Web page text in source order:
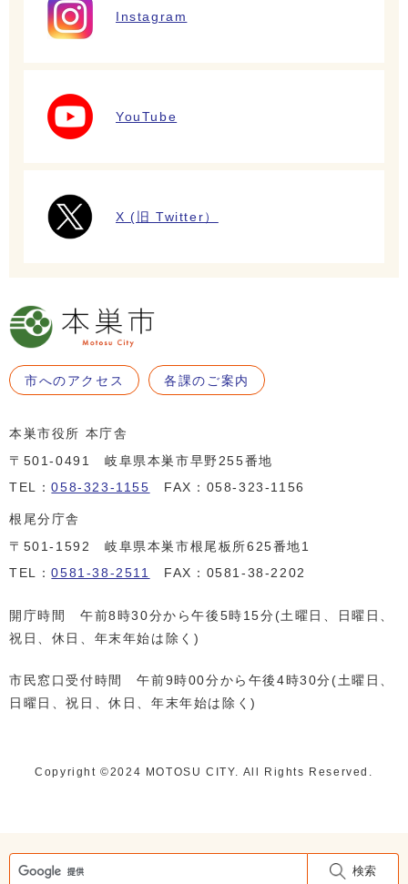
検索
Instagram
YouTube
X (旧 Twitter）
市へのアクセス 各課のご案内
本巣市役所 本庁舎
〒501-0491 岐阜県本巣市早野255番地
TEL：058-323-1155 FAX：058-323-1156
根尾分庁舎
〒501-1592 岐阜県本巣市根尾板所625番地1
TEL：0581-38-2511 FAX：0581-38-2202
開庁時間 午前8時30分から午後5時15分(土曜日、日曜日、
祝日、休日、年末年始は除く)
市民窓口受付時間 午前9時00分から午後4時30分(土曜日、
日曜日、祝日、休日、年末年始は除く)
Copyright ©️2024 MOTOSU CITY. All Rights Reserved.